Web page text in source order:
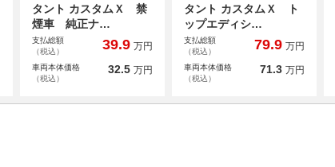
タント カスタムＸ 禁
煙車 純正ナ…
支払総額
（税込）
39.9 万円
車両本体価格
（税込）
32.5 万円
タント カスタムＸ ト
ップエディシ…
支払総額
（税込）
79.9 万円
車両本体価格
（税込）
71.3 万円